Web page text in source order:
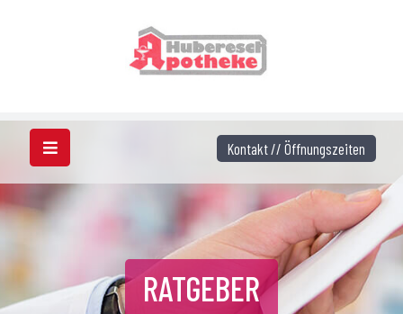
RATGEBER
Kontakt // Öffnungszeiten